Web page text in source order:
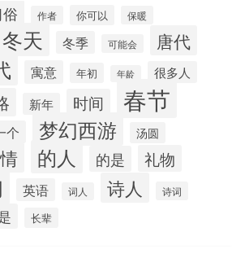
作者 你可以 保暖
冬天 冬季 可能会 唐代
寓意 年初 年龄 很多人
新年 时间 春节
个 梦幻西游 汤圆
的人 的是 礼物
英语 词人 诗人 诗词
长辈